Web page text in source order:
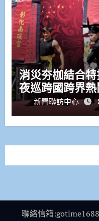
消災夯枷結合
夜巡跨國跨界
新聞聯訪中心
聯絡信箱